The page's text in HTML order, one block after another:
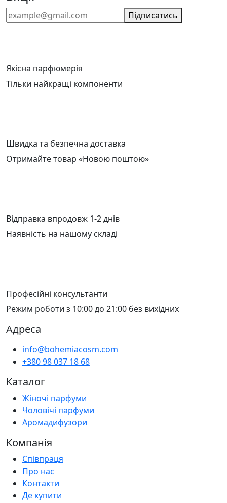
Підписатись
Якісна парфюмерія
Тільки найкращі компоненти
Швидка та безпечна доставка
Отримайте товар «Новою поштою»
Відправка впродовж 1-2 днів
Наявність на нашому складі
Професійні консультанти
Режим роботи з 10:00 до 21:00 без вихідних
Адреса
info@bohemiacosm.com
+380 98 037 18 68
Каталог
Жіночі парфуми
Чоловічі парфуми
Аромадифузори
Компанія
Співпраця
Про нас
Контакти
Де купити